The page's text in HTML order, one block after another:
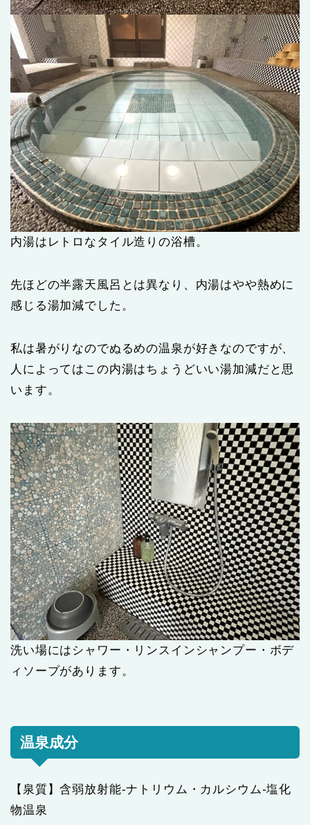
内湯はレトロなタイル造りの浴槽。
先ほどの半露天風呂とは異なり、内湯はやや熱めに
感じる湯加減でした。
私は暑がりなのでぬるめの温泉が好きなのですが、
人によってはこの内湯はちょうどいい湯加減だと思
います。
洗い場にはシャワー・リンスインシャンプー・ボデ
ィソープがあります。
温泉成分
【泉質】含弱放射能-ナトリウム・カルシウム-塩化
物温泉